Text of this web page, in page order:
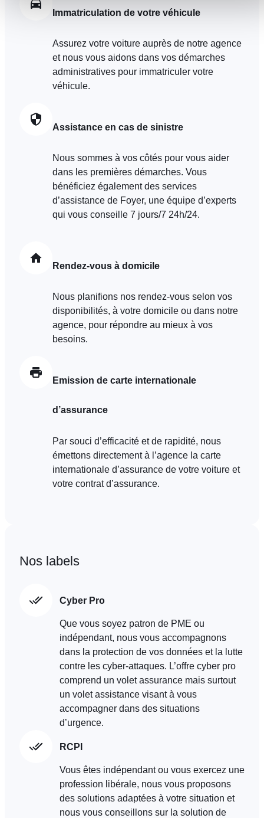
Améliorer votre expérience utilisateur, en personnalisant
Mesurer l'audience en suivant le nombre de visiteurs et
comprenant comment vous arrivez sur notre site.
Proposer des offres et services personnalisés et en
les performances. Partager des informations avec les
hébergé sur un site externe.
Immatriculation de votre véhicule
Assurez votre voiture auprès de notre agence
et nous vous aidons dans vos démarches
administratives pour immatriculer votre
véhicule.
Assistance en cas de sinistre
Nous sommes à vos côtés pour vous aider
dans les premières démarches. Vous
bénéficiez également des services
d’assistance de Foyer, une équipe d’experts
qui vous conseille 7 jours/7 24h/24.
Rendez-vous à domicile
Nous planifions nos rendez-vous selon vos
disponibilités, à votre domicile ou dans notre
agence, pour répondre au mieux à vos
besoins.
Emission de carte internationale
d’assurance
Par souci d’efficacité et de rapidité, nous
émettons directement à l’agence la carte
internationale d’assurance de votre voiture et
votre contrat d’assurance.
Nos labels
Cyber Pro
Que vous soyez patron de PME ou
indépendant, nous vous accompagnons
dans la protection de vos données et la lutte
contre les cyber-attaques. L’offre cyber pro
comprend un volet assurance mais surtout
un volet assistance visant à vous
accompagner dans des situations
d’urgence.
RCPI
Vous êtes indépendant ou vous exercez une
profession libérale, nous vous proposons
des solutions adaptées à votre situation et
nous vous conseillons sur la solution de